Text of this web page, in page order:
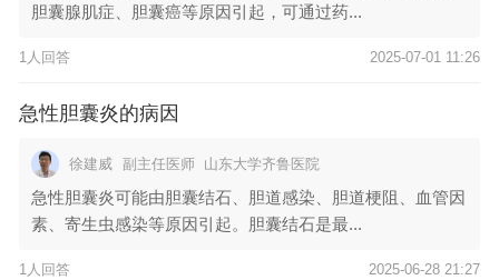
胆囊腺肌症、胆囊癌等原因引起，可通过药...
1人回答 2025-07-01 11:26
急性胆囊炎的病因
徐建威 副主任医师 山东大学齐鲁医院
急性胆囊炎可能由胆囊结石、胆道感染、胆道梗阻、血管因
素、寄生虫感染等原因引起。胆囊结石是最...
1人回答 2025-06-28 21:27